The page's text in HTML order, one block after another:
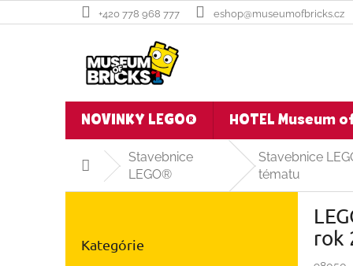
na
+420 778 968 777 eshop@museumofbricks.cz
NOVINKY LEGO® HOTEL Museum
Domov
Stavebnice
LEGO®
Stavebnice
tématu
kategórie
Kategórie
rok